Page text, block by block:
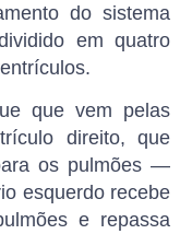
do sistema
em quatro
que vem pelas
direito, que
os pulmões —
esquerdo recebe
e repassa